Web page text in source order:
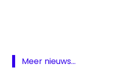
KPN
Meer nieuws...